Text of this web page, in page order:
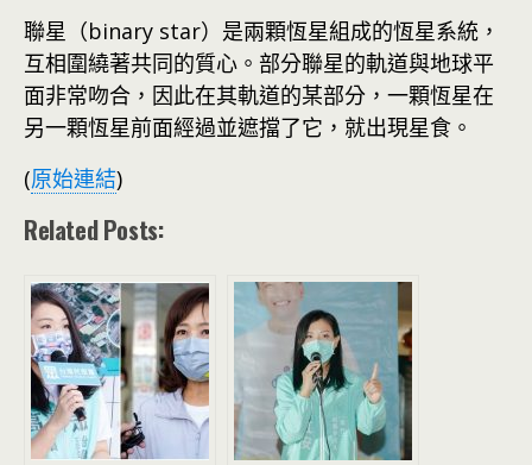
聯星（binary star）是兩顆恆星組成的恆星系統，
互相圍繞著共同的質心。部分聯星的軌道與地球平
面非常吻合，因此在其軌道的某部分，一顆恆星在
另一顆恆星前面經過並遮擋了它，就出現星食。
(原始連結)
Related Posts: